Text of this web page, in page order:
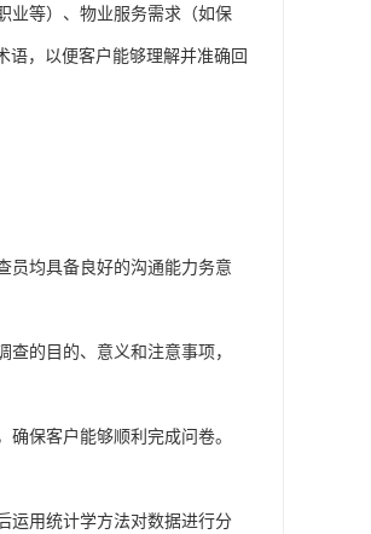
业等）、物业服务需求（如保
，以便客户能够理解并准确回
员均具备良好的沟通能力务意
的目的、意义和注意事项，
保客户能够顺利完成问卷。
运用统计学方法对数据进行分